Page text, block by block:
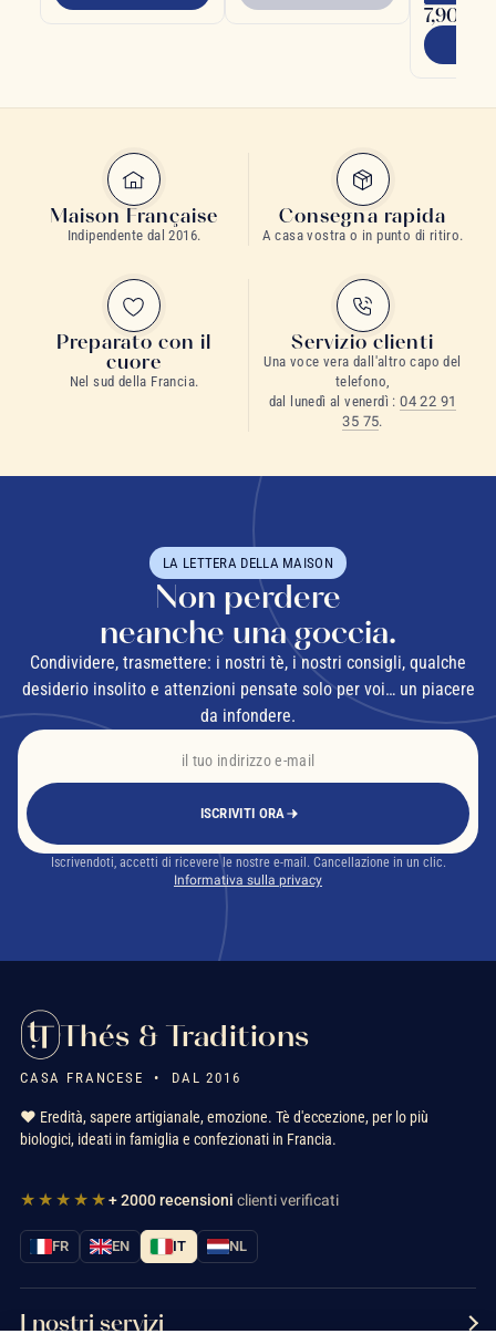
7,90 €
Maison Française
Indipendente dal 2016.
Consegna rapida
A casa vostra o in punto di ritiro.
Preparato con il
cuore
Nel sud della Francia.
Servizio clienti
Una voce vera dall'altro capo del
telefono,
dal lunedì al venerdì :04 22 91
35 75.
LA LETTERA DELLA MAISON
Non perdere
neanche una goccia.
Condividere, trasmettere: i nostri tè, i nostri consigli, qualche
desiderio insolito e attenzioni pensate solo per voi… un piacere
da infondere.
ISCRIVITI ORA
Iscrivendoti, accetti di ricevere le nostre e-mail. Cancellazione in un clic.
Informativa sulla privacy
Thés & Traditions
CASA FRANCESE • DAL 2016
❤️ Eredità, sapere artigianale, emozione. Tè d'eccezione, per lo più
biologici, ideati in famiglia e confezionati in Francia.
★★★★★+ 2000 recensioni clienti verificati
FR EN IT NL
I nostri servizi